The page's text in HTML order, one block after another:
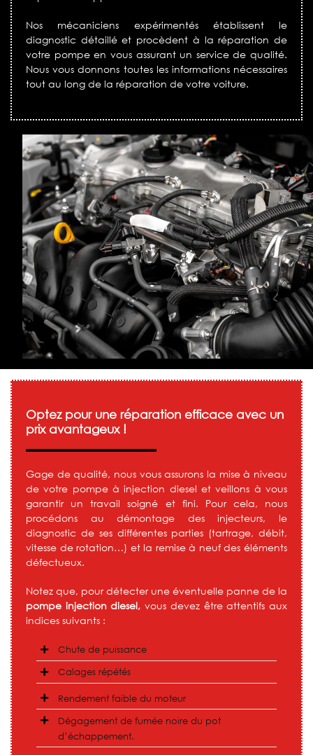
Nos mécaniciens expérimentés établissent le
diagnostic détaillé et procèdent à la réparation de
votre pompe en vous assurant un service de qualité.
Nous vous donnons toutes les informations nécessaires
tout au long de la réparation de votre voiture.
Optez pour une réparation efficace avec un
prix avantageux !
Gage de qualité, nous vous assurons la mise à niveau
de votre pompe à injection diesel et veillons à vous
garantir un travail soigné et fini. Pour cela, nous
procédons au démontage des injecteurs, le
diagnostic de ses différentes parties (tartrage, débit,
vitesse de rotation…) et la remise à neuf des éléments
défectueux.
Notez que, pour détecter une éventuelle panne de la
pompe injection diesel, vous devez être attentifs aux
indices suivants :
Chute de puissance
Calages répétés
Rendement faible du moteur
Dégagement de fumée noire du pot
d’échappement.